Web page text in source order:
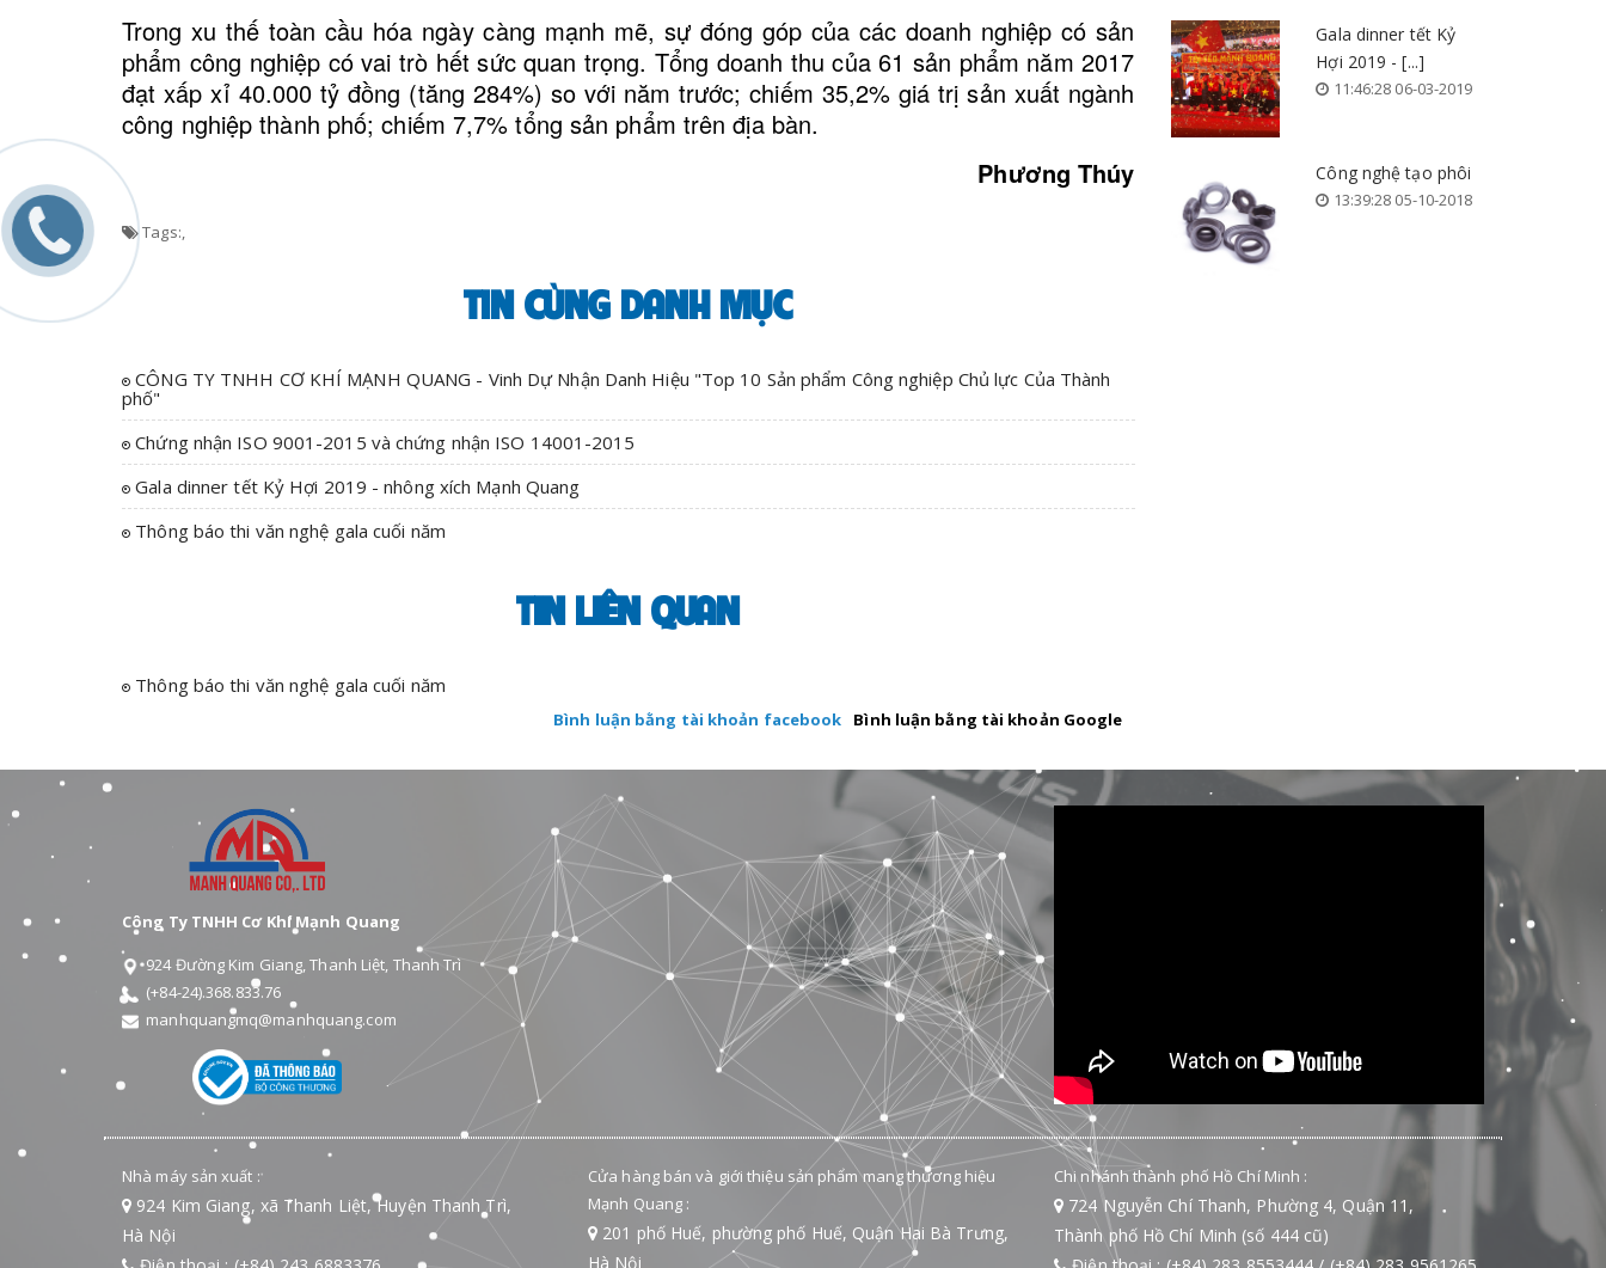
Trong xu thế toàn cầu hóa ngày càng mạnh mẽ, sự đóng góp của các doanh nghiệp có sản
phẩm công nghiệp có vai trò hết sức quan trọng. Tổng doanh thu của 61 sản phẩm năm 2017
đạt xấp xỉ 40.000 tỷ đồng (tăng 284%) so với năm trước; chiếm 35,2% giá trị sản xuất ngành
công nghiệp thành phố; chiếm 7,7% tổng sản phẩm trên địa bàn.
Phương Thúy
Tags:,
TIN CÙNG DANH MỤC
CÔNG TY TNHH CƠ KHÍ MẠNH QUANG - Vinh Dự Nhận Danh Hiệu "Top 10 Sản phẩm Công nghiệp Chủ lực Của Thành
phố"
Chứng nhận ISO 9001-2015 và chứng nhận ISO 14001-2015
Gala dinner tết Kỷ Hợi 2019 - nhông xích Mạnh Quang
Thông báo thi văn nghệ gala cuối năm
TIN LIÊN QUAN
Thông báo thi văn nghệ gala cuối năm
Bình luận bằng tài khoản facebook Bình luận bằng tài khoản Google
Gala dinner tết Kỷ
Hợi 2019 - [...]
11:46:28 06-03-2019
Công nghệ tạo phôi
13:39:28 05-10-2018
Công Ty TNHH Cơ Khí Mạnh Quang
924 Đường Kim Giang, Thanh Liệt, Thanh Trì
(+84-24).368.833.76
manhquangmq@manhquang.com
Nhà máy sản xuất :
924 Kim Giang, xã Thanh Liệt, Huyện Thanh Trì,
Hà Nội
Cửa hàng bán và giới thiệu sản phẩm mang thương hiệu
Mạnh Quang :
201 phố Huế, phường phố Huế, Quận Hai Bà Trưng,
Hà Nội
Chi nhánh thành phố Hồ Chí Minh :
724 Nguyễn Chí Thanh, Phường 4, Quận 11,
Thành phố Hồ Chí Minh (số 444 cũ)